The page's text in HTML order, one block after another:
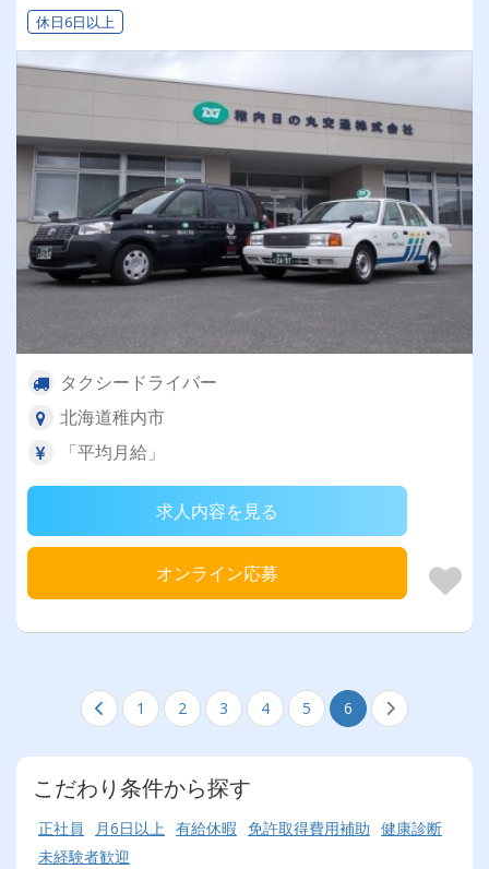
休日6日以上
タクシードライバー
北海道稚内市
「平均月給」
求人内容を見る
オンライン応募
1 2 3 4 5 6
こだわり条件から探す
正社員 月6日以上 有給休暇 免許取得費用補助 健康診断
未経験者歓迎